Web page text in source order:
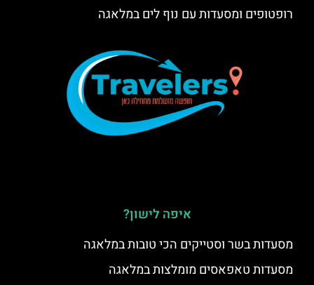
רופטופים ומסעדות עם נוף לים במלאגה
איפה לישון?
מסעדות בשר וסטייקים הכי טובות במלאגה
מסעדות טאפאסים מומלצות במלאגה